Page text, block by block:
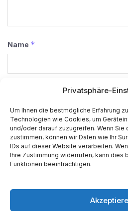
Privatsphäre-
Um Ihnen die bestmögliche Erfahrung
Technologien wie Cookies, um
und/oder darauf zuzugreifen. Wenn Sie
zustimmen, können wir Daten wie Ihr
IDs auf dieser Website verarbeiten.
Ihre Zustimmung widerrufen, kann dies
Funktionen beeinträchtigen.
Name *
E-Mail-Adresse*
Website
Alternative: